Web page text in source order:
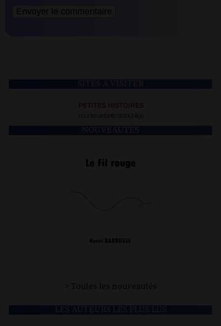
> Toutes les nouveautés